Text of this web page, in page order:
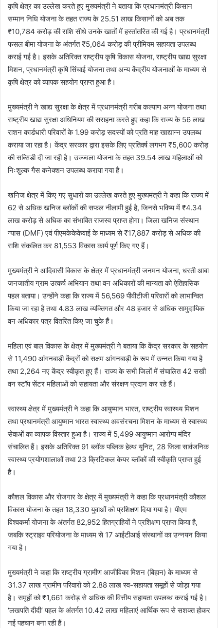
कृषि क्षेत्र का उल्लेख करते हुए मुख्यमंत्री ने बताया कि प्रधानमंत्री किसान
सम्मान निधि योजना के तहत राज्य के 25.51 लाख किसानों को अब तक
₹10,784 करोड़ की राशि सीधे उनके खातों में हस्तांतरित की गई है। प्रधानमंत्री
फसल बीमा योजना के अंतर्गत ₹5,064 करोड़ की प्रीमियम सहायता उपलब्ध
कराई गई है। इसके अतिरिक्त राष्ट्रीय कृषि विकास योजना, राष्ट्रीय खाद्य सुरक्षा
मिशन, प्रधानमंत्री कृषि सिंचाई योजना तथा अन्य केंद्रीय योजनाओं के माध्यम से
कृषि क्षेत्र को व्यापक सहयोग प्राप्त हुआ है।
मुख्यमंत्री ने खाद्य सुरक्षा के क्षेत्र में प्रधानमंत्री गरीब कल्याण अन्न योजना तथा
राष्ट्रीय खाद्य सुरक्षा अधिनियम की सराहना करते हुए कहा कि राज्य के 56 लाख
राशन कार्डधारी परिवारों के 1.99 करोड़ सदस्यों को प्रति माह खाद्यान्न उपलब्ध
कराया जा रहा है। केंद्र सरकार द्वारा इसके लिए प्रतिवर्ष लगभग ₹5,600 करोड़
की सब्सिडी दी जा रही है। उज्ज्वला योजना के तहत 39.54 लाख महिलाओं को
निःशुल्क गैस कनेक्शन उपलब्ध कराया गया है।
खनिज क्षेत्र में किए गए सुधारों का उल्लेख करते हुए मुख्यमंत्री ने कहा कि राज्य में
62 से अधिक खनिज ब्लॉकों की सफल नीलामी हुई है, जिनसे भविष्य में ₹4.34
लाख करोड़ से अधिक का संभावित राजस्व प्राप्त होगा। जिला खनिज संस्थान
न्यास (DMF) एवं पीएमकेकेकेवाई के माध्यम से ₹17,887 करोड़ से अधिक की
राशि संकलित कर 81,553 विकास कार्य पूर्ण किए गए हैं।
मुख्यमंत्री ने आदिवासी विकास के क्षेत्र में प्रधानमंत्री जनमन योजना, धरती आबा
जनजातीय ग्राम उत्कर्ष अभियान तथा वन अधिकारों की मान्यता को ऐतिहासिक
पहल बताया। उन्होंने कहा कि राज्य में 56,569 पीवीटीजी परिवारों को लाभान्वित
किया जा रहा है तथा 4.83 लाख व्यक्तिगत और 48 हजार से अधिक सामुदायिक
वन अधिकार पत्र वितरित किए जा चुके हैं।
महिला एवं बाल विकास के क्षेत्र में मुख्यमंत्री ने बताया कि केंद्र सरकार के सहयोग
से 11,490 आंगनबाड़ी केंद्रों को सक्षम आंगनबाड़ी के रूप में उन्नत किया गया है
तथा 2,264 नए केंद्र स्वीकृत हुए हैं। राज्य के सभी जिलों में संचालित 42 सखी
वन स्टॉप सेंटर महिलाओं को सहायता और संरक्षण प्रदान कर रहे हैं।
स्वास्थ्य क्षेत्र में मुख्यमंत्री ने कहा कि आयुष्मान भारत, राष्ट्रीय स्वास्थ्य मिशन
तथा प्रधानमंत्री आयुष्मान भारत स्वास्थ्य अवसंरचना मिशन के माध्यम से स्वास्थ्य
सेवाओं का व्यापक विस्तार हुआ है। राज्य में 5,499 आयुष्मान आरोग्य मंदिर
संचालित हैं। इसके अतिरिक्त 91 ब्लॉक पब्लिक हेल्थ यूनिट, 28 जिला सार्वजनिक
स्वास्थ्य प्रयोगशालाओं तथा 23 क्रिटिकल केयर ब्लॉकों की स्वीकृति प्राप्त हुई
है।
कौशल विकास और रोजगार के क्षेत्र में मुख्यमंत्री ने कहा कि प्रधानमंत्री कौशल
विकास योजना के तहत 18,330 युवाओं को प्रशिक्षण दिया गया है। पीएम
विश्वकर्मा योजना के अंतर्गत 82,952 हितग्राहियों ने प्रशिक्षण प्राप्त किया है,
जबकि स्ट्राइव परियोजना के माध्यम से 17 आईटीआई संस्थानों का उन्नयन किया
गया है।
मुख्यमंत्री ने कहा कि राष्ट्रीय ग्रामीण आजीविका मिशन (बिहान) के माध्यम से
31.37 लाख ग्रामीण परिवारों को 2.88 लाख स्व-सहायता समूहों से जोड़ा गया
है। समूहों को ₹1,661 करोड़ से अधिक की वित्तीय सहायता उपलब्ध कराई गई है।
‘लखपति दीदी’ पहल के अंतर्गत 10.42 लाख महिलाएं आर्थिक रूप से सशक्त होकर
नई पहचान बना रही हैं।